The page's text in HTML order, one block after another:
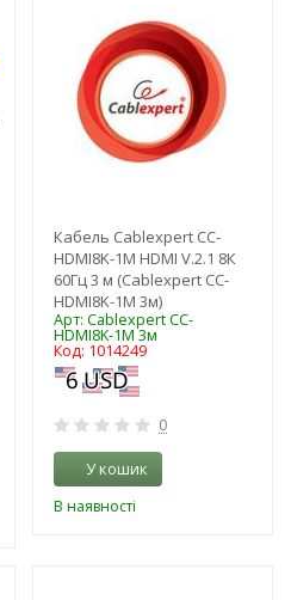
Кабель Cablexpert CC-
HDMI8K-1M HDMI V.2.1 8К
60Гц 3 м (Cablexpert CC-
HDMI8K-1M 3м)
Арт: Cablexpert CC-
HDMI8K-1M 3м
Код: 1014249
0
У кошик
В наявності